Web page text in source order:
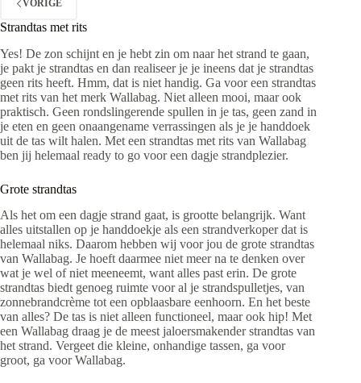
VORIGE
Strandtas met rits
Yes! De zon schijnt en je hebt zin om naar het strand te gaan,
je pakt je strandtas en dan realiseer je je ineens dat je strandtas
geen rits heeft. Hmm, dat is niet handig. Ga voor een strandtas
met rits van het merk Wallabag. Niet alleen mooi, maar ook
praktisch. Geen rondslingerende spullen in je tas, geen zand in
je eten en geen onaangename verrassingen als je je handdoek
uit de tas wilt halen. Met een strandtas met rits van Wallabag
ben jij helemaal ready to go voor een dagje strandplezier.
Grote strandtas
Als het om een dagje strand gaat, is grootte belangrijk. Want
alles uitstallen op je handdoekje als een strandverkoper dat is
helemaal niks. Daarom hebben wij voor jou de grote strandtas
van Wallabag. Je hoeft daarmee niet meer na te denken over
wat je wel of niet meeneemt, want alles past erin. De grote
strandtas biedt genoeg ruimte voor al je strandspulletjes, van
zonnebrandcrème tot een opblaasbare eenhoorn. En het beste
van alles? De tas is niet alleen functioneel, maar ook hip! Met
een Wallabag draag je de meest jaloersmakender strandtas van
het strand. Vergeet die kleine, onhandige tassen, ga voor
groot, ga voor Wallabag.